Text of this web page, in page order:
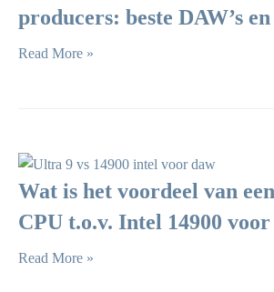
producers: beste DAW’s
Read More »
Wat is het voordeel van
CPU t.o.v. Intel 14900
Read More »